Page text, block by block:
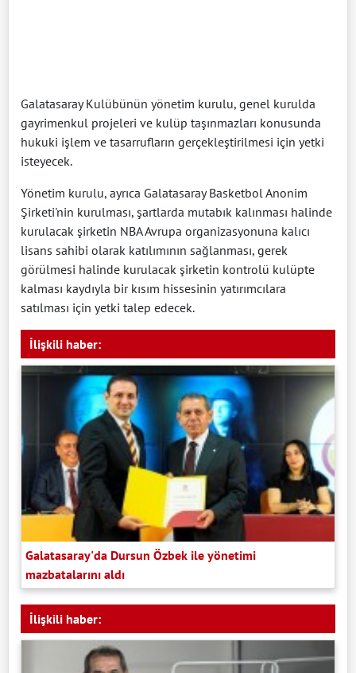
Galatasaray Kulübünün yönetim kurulu, genel kurulda
gayrimenkul projeleri ve kulüp taşınmazları konusunda
hukuki işlem ve tasarrufların gerçekleştirilmesi için yetki
isteyecek.
Yönetim kurulu, ayrıca Galatasaray Basketbol Anonim
Şirketi'nin kurulması, şartlarda mutabık kalınması halinde
kurulacak şirketin NBA Avrupa organizasyonuna kalıcı
lisans sahibi olarak katılımının sağlanması, gerek
görülmesi halinde kurulacak şirketin kontrolü kulüpte
kalması kaydıyla bir kısım hissesinin yatırımcılara
satılması için yetki talep edecek.
İlişkili haber:
Galatasaray'da Dursun Özbek ile yönetimi
mazbatalarını aldı
İlişkili haber: